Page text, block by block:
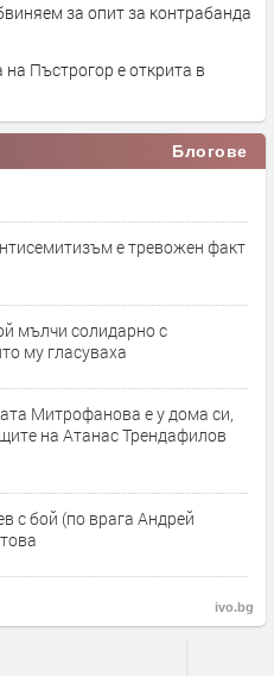
за опит за контрабанда
Пъстрогор е открита в
Блогове
е тревожен факт
мълчи солидарно с
му гласуваха
Митрофанова е у дома си,
на Атанас Трендафилов
с бой (по врага Андрей
ivo.bg